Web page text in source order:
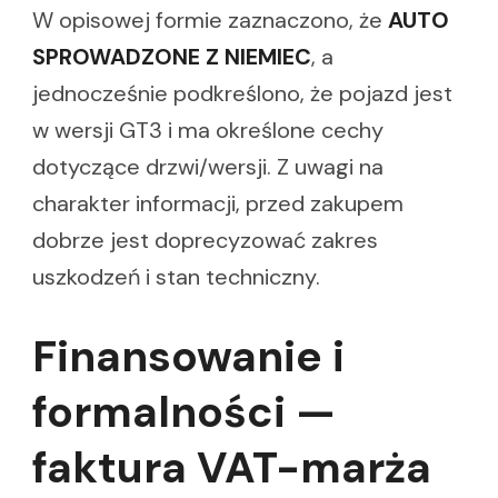
W opisowej formie zaznaczono, że AUTO
SPROWADZONE Z NIEMIEC, a
jednocześnie podkreślono, że pojazd jest
w wersji GT3 i ma określone cechy
dotyczące drzwi/wersji. Z uwagi na
charakter informacji, przed zakupem
dobrze jest doprecyzować zakres
uszkodzeń i stan techniczny.
Finansowanie i
formalności —
faktura VAT-marża